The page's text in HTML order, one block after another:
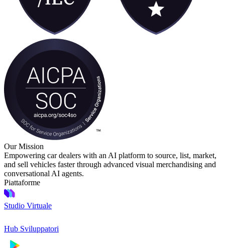
Our Mission
Empowering car dealers with an AI platform to source, list, market,
and sell vehicles faster through advanced visual merchandising and
conversational AI agents.
Piattaforme
Studio Virtuale
Hub Sviluppatori